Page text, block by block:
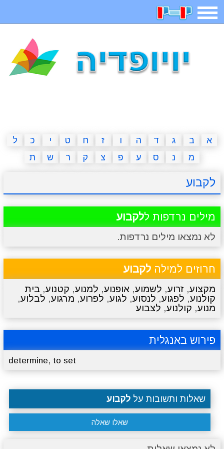
תפריט
איש תלוי מדריכים פוקימון גו מצא הבדלים
יצירה משחקי בנות אשליות חדשות
א ב ג ד ה ו ז ח ט י כ
ל
מ
נ ס ע פ צ ק ר ש ת
לקבוע
מילים נרדפות ללקבוע
לא נמצאו מילים נרדפות.
חרוזים למילה לקבוע
מקצוע, זרוע, לשמוע, אופנוע, למנוע, קטנוע, בית
קולנוע, לפגוע, לנסוע, לגוע, לפרוע, מרגוע, לבלוע,
מנוע, קולנוע, לצבוע
פירוש באנגלית
determine, to set
שאלות ותשובות על לקבוע
שאלו שאלה